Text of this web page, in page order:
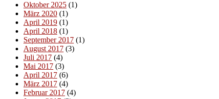
Oktober 2025 (1)
März 2020 (1)
April 2019 (1)
April 2018 (1)
September 2017 (1)
August 2017 (3)
Juli 2017 (4)
Mai 2017 (3)
April 2017 (6)
März 2017 (4)
Februar 2017 (4)